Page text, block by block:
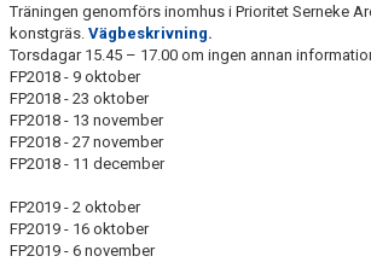
Träningen genomförs inomhus i Prioritet Serneke
konstgräs. Vägbeskrivning.
Torsdagar 15.45 – 17.00 om ingen annan
FP2018 - 9 oktober
FP2018 - 23 oktober
FP2018 - 13 november
FP2018 - 27 november
FP2018 - 11 december
FP2019 - 2 oktober
FP2019 - 16 oktober
FP2019 - 6 november